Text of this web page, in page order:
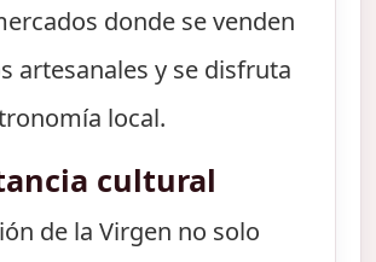
donde se venden
artesanales y se disfruta
local.
cultural
de la Virgen no solo